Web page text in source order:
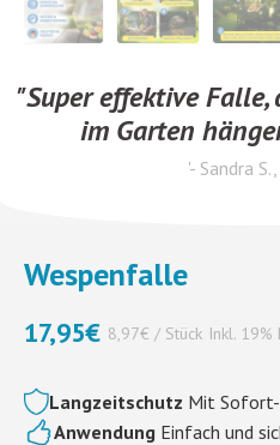
"Super effektive
im Garten
'- Sandra
Wespenfalle
17,95€ 8,97€ / Stück Inkl. 19%
Langzeitschutz Mit Sofort-
Anwendung Einfach und